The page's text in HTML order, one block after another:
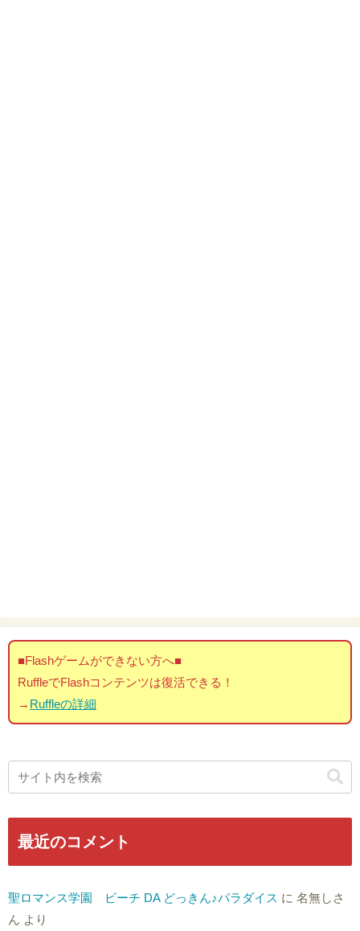
■Flashゲームができない方へ■
RuffleでFlashコンテンツは復活できる！
→ Ruffleの詳細
最近のコメント
聖ロマンス学園 ビーチ DA どっきん♪パラダイス に 名無しさ
ん より